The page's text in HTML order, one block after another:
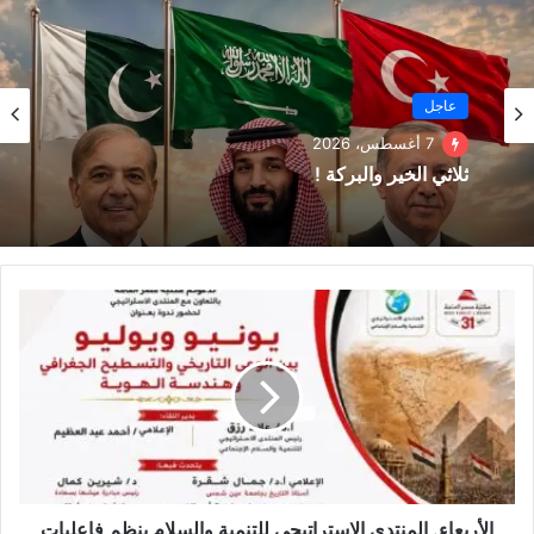
بني صهيون والأمريكان الذي ينفذه شيطان وصهيوني العرب ” الاعور
الدجال”
عاجل
7 أغسطس، 2026
ثلاثي الخير والبركة !
الأربعاء. المنتدى الإستراتيجي للتنمية والسلام ينظم فاعليات